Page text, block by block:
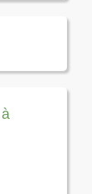
de